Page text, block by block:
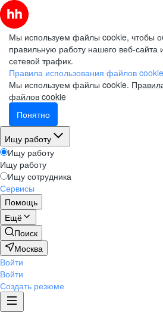
Мы используем файлы cookie, чтобы
правильную работу нашего веб-сайта
сетевой трафик.
Правила использования файлов cookie
Мы используем файлы cookie.
файлов cookie
Понятно
Ищу работу
Ищу работу
Ищу работу
Ищу сотрудника
Сервисы
Помощь
Ещё
Поиск
Москва
Войти
Войти
Создать резюме